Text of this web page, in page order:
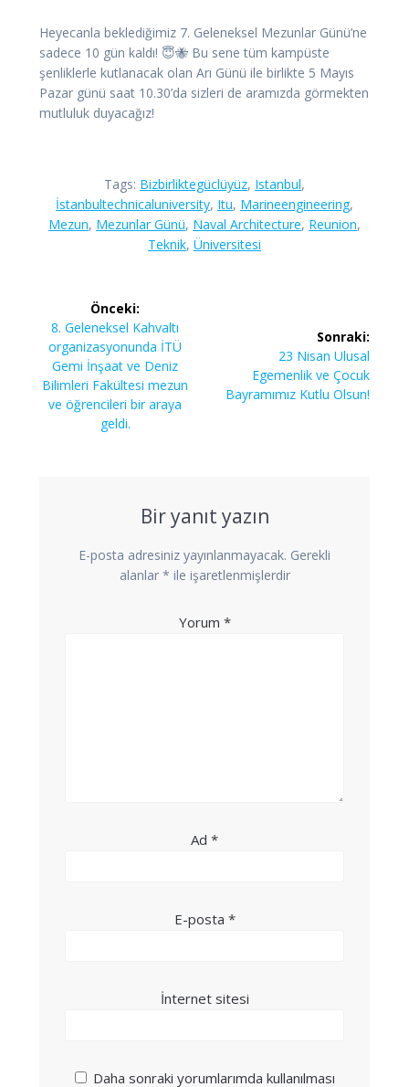
Heyecanla beklediğimiz 7. Geleneksel Mezunlar Günü’ne
sadece 10 gün kaldı! 😇🐝 Bu sene tüm kampüste
şenliklerle kutlanacak olan Arı Günü ile birlikte 5 Mayıs
Pazar günü saat 10.30’da sizleri de aramızda görmekten
mutluluk duyacağız!
Tags: Bizbirliktegüclüyüz, Istanbul,
İstanbultechnicaluniversity, Itu, Marineengineering,
Mezun, Mezunlar Günü, Naval Architecture, Reunion,
Teknik, Üniversitesi
gezinmesi
Önceki:
Önceki
yazı:
8. Geleneksel Kahvaltı
organizasyonunda İTÜ
Gemi İnşaat ve Deniz
Bilimleri Fakültesi mezun
ve öğrencileri bir araya
geldi.
Sonraki:
Sonraki
yazı:
23 Nisan Ulusal
Egemenlik ve Çocuk
Bayramımız Kutlu Olsun!
Bir yanıt yazın
E-posta adresiniz yayınlanmayacak. Gerekli
alanlar * ile işaretlenmişlerdir
Yorum *
Ad *
E-posta *
İnternet sitesi
Daha sonraki yorumlarımda kullanılması